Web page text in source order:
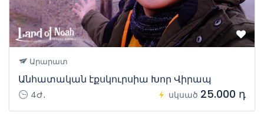
Արարատ
Անհատական էքսկուրսիա Խոր Վիրապ
4Ժ․ սկսած 25.000 դ